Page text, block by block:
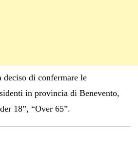
di confermare le
in provincia di Benevento,
18”, “Over 65”.